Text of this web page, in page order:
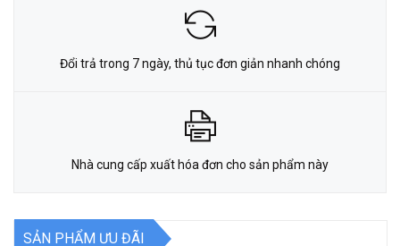
Đổi trả trong 7 ngày, thủ tục đơn giản nhanh chóng
Nhà cung cấp xuất hóa đơn cho sản phẩm này
SẢN PHẨM ƯU ĐÃI